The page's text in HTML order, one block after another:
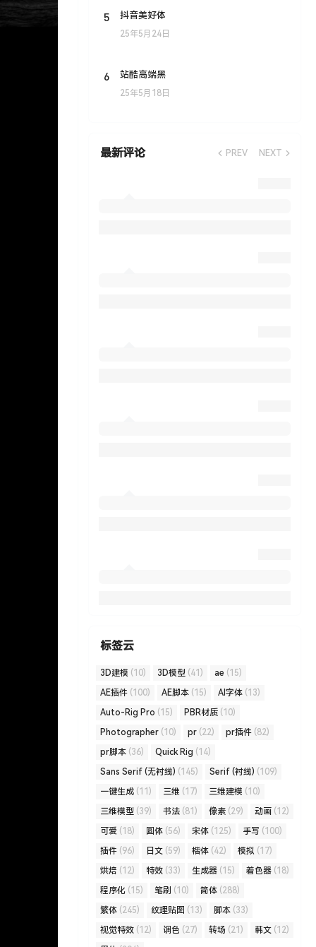
5 抖音美好体
25年5月24日
6 站酷高端黑
25年5月18日
最新评论 PREV NEXT
标签云
3D建模 (10) 3D模型 (41) ae (15)
AE插件 (100) AE脚本 (15) AI字体 (13)
Auto-Rig Pro (15) PBR材质 (10)
Photographer (10) pr (22) pr插件 (82)
pr脚本 (36) Quick Rig (14)
Sans Serif (无衬线) (145) Serif (衬线) (109)
一键生成 (11) 三维 (17) 三维建模 (10)
三维模型 (39) 书法 (81) 像素 (29) 动画 (12)
可爱 (18) 圆体 (56) 宋体 (125) 手写 (100)
插件 (96) 日文 (59) 楷体 (42) 模拟 (17)
烘焙 (12) 特效 (33) 生成器 (15) 着色器 (18)
程序化 (15) 笔刷 (10) 简体 (288)
繁体 (245) 纹理贴图 (13) 脚本 (33)
视觉特效 (12) 调色 (27) 转场 (21) 韩文 (12)